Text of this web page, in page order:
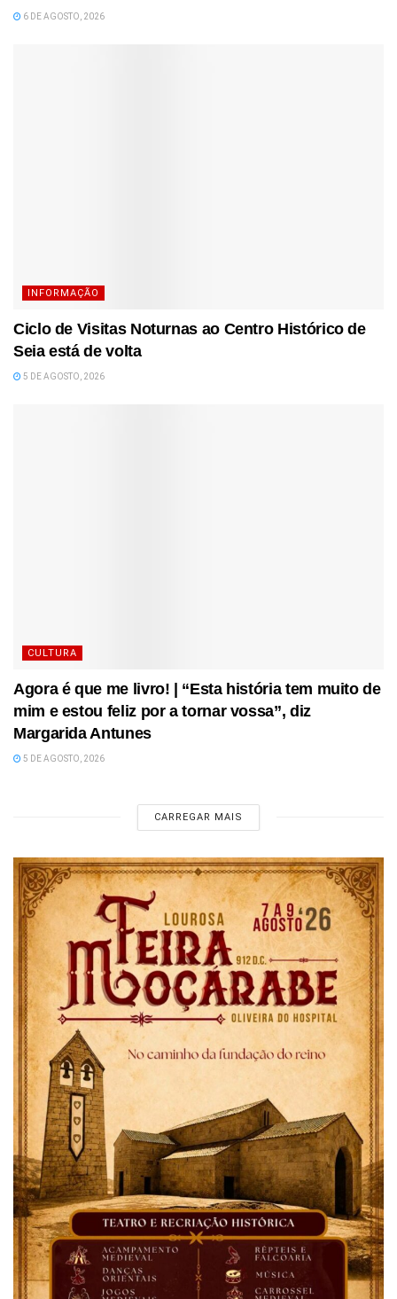
6 DE AGOSTO, 2026
INFORMAÇÃO
Ciclo de Visitas Noturnas ao Centro Histórico de
Seia está de volta
5 DE AGOSTO, 2026
CULTURA
Agora é que me livro! | “Esta história tem muito de
mim e estou feliz por a tornar vossa”, diz
Margarida Antunes
5 DE AGOSTO, 2026
CARREGAR MAIS